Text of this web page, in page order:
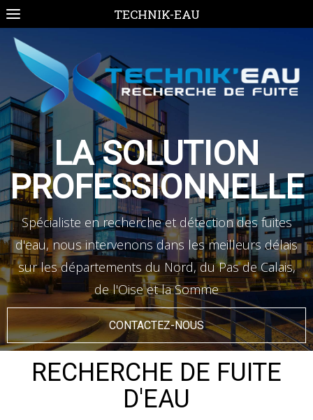
TECHNIK-EAU
LA SOLUTION
PROFESSIONNELLE
Spécialiste en recherche et détection des fuites
d'eau, nous intervenons dans les meilleurs délais
sur les départements du Nord, du Pas de Calais,
de l'Oise et la Somme
CONTACTEZ-NOUS
RECHERCHE DE FUITE
D'EAU